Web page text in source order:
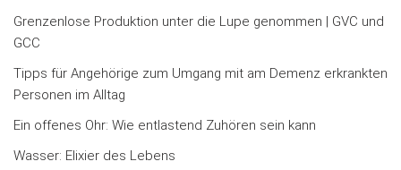
Grenzenlose Produktion unter die Lupe genommen | GVC und
GCC
Tipps für Angehörige zum Umgang mit am Demenz erkrankten
Personen im Alltag
Ein offenes Ohr: Wie entlastend Zuhören sein kann
Wasser: Elixier des Lebens